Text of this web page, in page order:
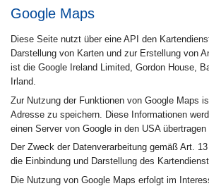
Google Maps
Diese Seite nutzt über eine API den
Darstellung von Karten und zur Erstellung von
ist die Google Ireland Limited, Gordon House,
Irland.
Zur Nutzung der Funktionen von Google Maps
Adresse zu speichern. Diese Informationen
einen Server von Google in den USA übertragen
Der Zweck der Datenverarbeitung gemäß Art.
die Einbindung und Darstellung des
Die Nutzung von Google Maps erfolgt im